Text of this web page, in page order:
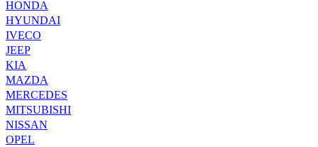
HONDA
HYUNDAI
IVECO
JEEP
KIA
MAZDA
MERCEDES
MITSUBISHI
NISSAN
OPEL